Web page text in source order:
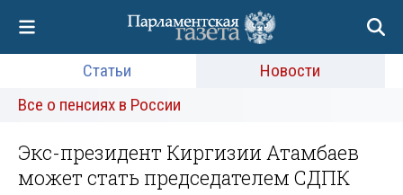
Статьи
Новости
Все о пенсиях в России
Экс-президент Киргизии Атамбаев
может стать председателем СДПК